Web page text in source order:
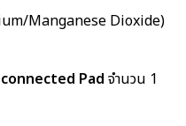
Manganese Dioxide)
Pad จำนวน 1